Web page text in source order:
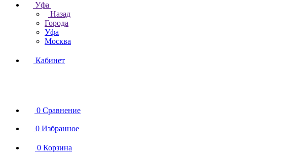
Уфа
Назад
Города
Уфа
Москва
Кабинет
0 Сравнение
0 Избранное
0 Корзина